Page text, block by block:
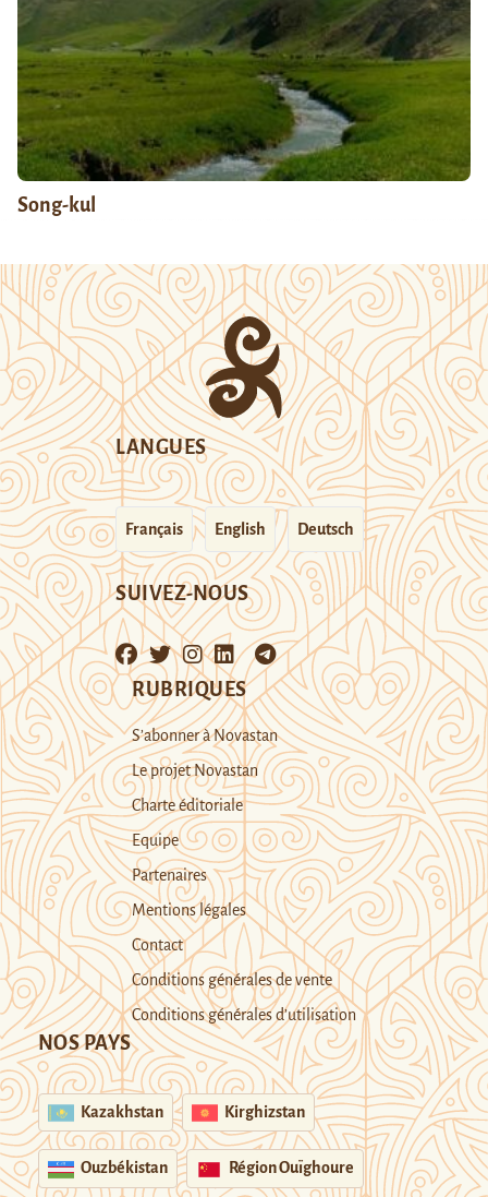
Song-kul
LANGUES
Français English Deutsch
SUIVEZ-NOUS
RUBRIQUES
S’abonner à Novastan
Le projet Novastan
Charte éditoriale
Equipe
Partenaires
Mentions légales
Contact
Conditions générales de vente
Conditions générales d’utilisation
NOS PAYS
Kazakhstan Kirghizstan
Ouzbékistan Région Ouïghoure